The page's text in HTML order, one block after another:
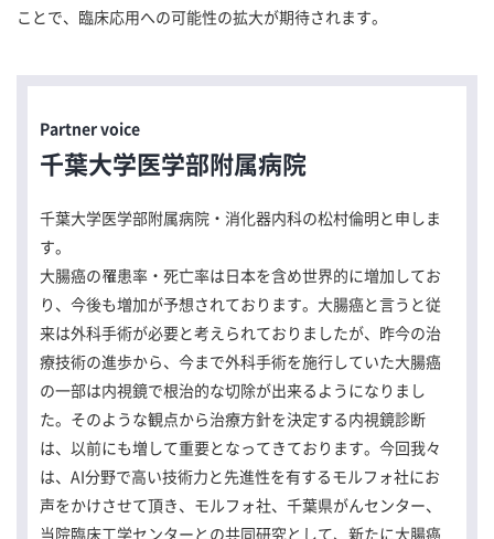
ことで、臨床応用への可能性の拡大が期待されます。
Partner voice
千葉大学医学部附属病院
千葉大学医学部附属病院・消化器内科の松村倫明と申しま
す。
大腸癌の罹患率・死亡率は日本を含め世界的に増加してお
り、今後も増加が予想されております。大腸癌と言うと従
来は外科手術が必要と考えられておりましたが、昨今の治
療技術の進歩から、今まで外科手術を施行していた大腸癌
の一部は内視鏡で根治的な切除が出来るようになりまし
た。そのような観点から治療方針を決定する内視鏡診断
は、以前にも増して重要となってきております。今回我々
は、AI分野で高い技術力と先進性を有するモルフォ社にお
声をかけさせて頂き、モルフォ社、千葉県がんセンター、
当院臨床工学センターとの共同研究として、新たに大腸癌